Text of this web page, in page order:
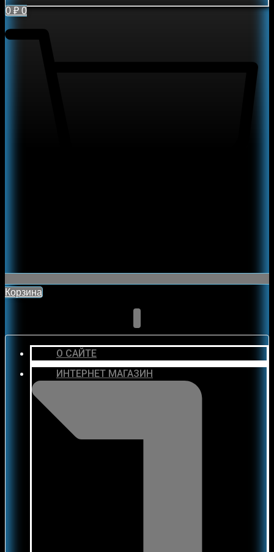
0 ₽ 0
Корзина
О САЙТЕ
ИНТЕРНЕТ МАГАЗИН